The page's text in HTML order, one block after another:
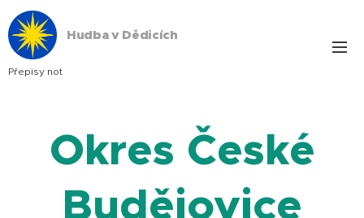
Hudba v Dědicích
Přepisy not
Okres České
Budějovice